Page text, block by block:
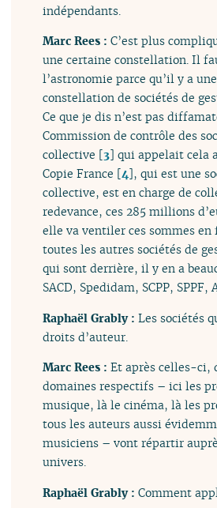
indépendants.
Marc Rees :C’est plus
une certaine constellation. Il
l’astronomie parce qu’il y a
constellation de sociétés de
Ce que je dis n’est pas
Commission de contrôle des
collective [3] qui appelait cela
Copie France [4], qui est une
collective, est en charge de
redevance, ces 285 millions
elle va ventiler ces sommes en
toutes les autres sociétés de
qui sont derrière, il y en a
SACD, Spedidam, SCPP, SPPF,
Raphaël Grably :Les sociétés
droits d’auteur.
Marc Rees :Et après celles-ci,
domaines respectifs – ici les
musique, là le cinéma, là les
tous les auteurs aussi
musiciens – vont répartir
univers.
Raphaël Grably :Comment